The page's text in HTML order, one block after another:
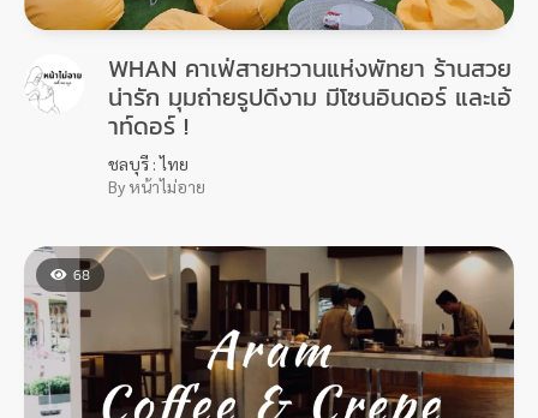
WHAN คาเฟ่สายหวานแห่งพัทยา ร้านสวย
น่ารัก มุมถ่ายรูปดีงาม มีโซนอินดอร์ และเอ้
าท์ดอร์ !
ชลบุรี : ไทย
By หน้าไม่อาย
68